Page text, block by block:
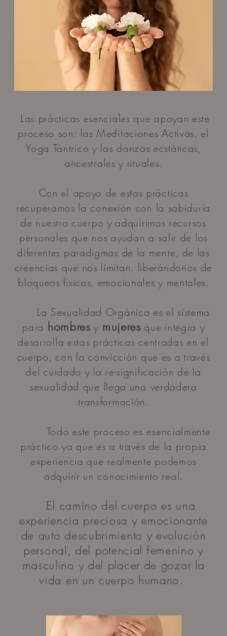
Las prácticas esenciales que apoyan este
proceso son: las Meditaciones Activas, el
Yoga Tántrico y las danzas ecstáticas,
ancestrales y rituales.
Con el apoyo de estas prácticas
recuperamos la conexión con la sabiduría
de nuestro cuerpo y adquirimos recursos
personales que nos ayudan a salir de los
diferentes paradigmas de la mente, de las
creencias que nos limitan, liberándonos de
bloqueos físicos, emocionales y mentales.
La Sexualidad Orgánica es el sistema
para hombres y mujeres que integra y
desarrolla estas prácticas centradas en el
cuerpo, con la convicción que es a través
del cuidado y la re-significación de la
sexualidad que llega una verdadera
transformación.
Todo este proceso es esencialmente
práctico ya que es a través de la propia
experiencia que realmente podemos
adquirir un conocimiento real.
El camino del cuerpo es una
experiencia preciosa y emocionante
de auto descubrimiento y evolución
personal, del potencial femenino y
masculino y del placer de gozar la
vida en un cuerpo humano.